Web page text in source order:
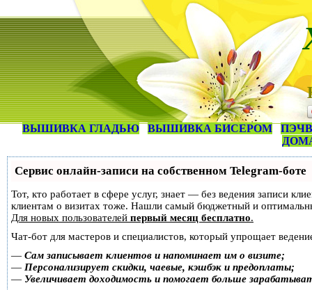
ВЫШИВКА ГЛАДЬЮ ВЫШИВКА БИСЕРОМ
Сервис онлайн-записи на собственном Telegram-боте
Тот, кто работает в сфере услуг, знает — без ведения записи
клиентам о визитах тоже. Нашли самый бюджетный и
Для новых пользователей первый месяц бесплатно.
Чат-бот для мастеров и специалистов, который упрощает
— Сам записывает клиентов и напоминает им о визите;
— Персонализирует скидки, чаевые, кэшбэк и предоплаты;
— Увеличивает доходимость и помогает больше